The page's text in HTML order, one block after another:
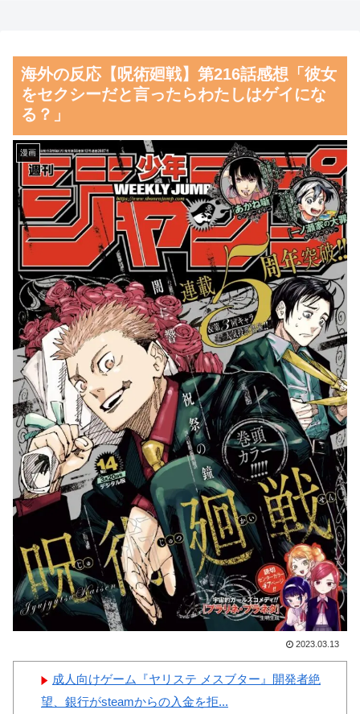
識不明の重体 宇治市
【朗報】齋藤飛鳥、前屈みで
完全に見えてる動画が拡散され
てしまう…
磁気嵐、地球由来のイオンが
主導…JAXAの衛星「あらせ」
が観測！
舌を絡ませて、唾液交換して
── ちゅっちゅしながらの濃厚
エッ画像♪
海外「日本よ、お前がナンバ
ーワンだ」 熊本地震直後の日
本の対応のスピードに世界が衝
【画像】顔100点、体30点の
女ｗｗｗ
Powered by livedoor 相互RSS
旅行の記念品のアイディアに対
する海外の反応
日本人「世界のみんなは普段
韓国人「日本で創業100年を
迎えたパンケーキ屋のクオリテ
ィをご覧ください…」→「日本
人が好きそう…（ﾌﾞﾙﾌﾞﾙ」＝
韓国の反応
韓国人「本日チームをサヨナ
ラ負けさせたイ・ジョンフの守
備、ガチでヤバ過ぎる…」
→「のび太レベルの守備ｗｗ」
＝韓国の反応
韓国人「日本の関東地方、天
気の近況を見てみよう」「あり
えない」「うらやましい」
韓国人「日本政府が韓国産の
めっき鋼板に対して最大55.3%
の反ダンピング関税を発表！」
→「想像を超える高率の追加関
税‥」
韓国人「イジョンフ本日の全
米が呆れる守備エラーを見てく
ださい！しかもサヨナラエラー
です」
海外の反応【呪術廻戦】第216話感想「彼女
をセクシーだと言ったらわたしはゲイにな
る？」
漫画
2023.03.13
成人向けゲーム『ヤリステ メスブター』開発者絶
望、銀行がsteamからの入金を拒...